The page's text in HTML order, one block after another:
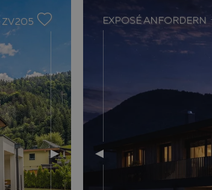
ZV205 EXPOSÉ ANFORDERN